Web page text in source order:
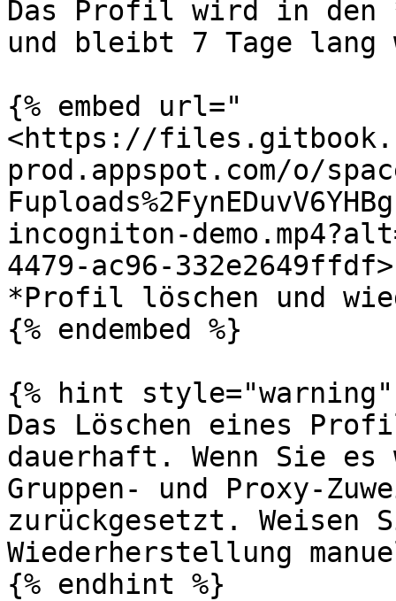
Das Profil wird in den
und bleibt 7 Tage
{% embed url="
<https://
prod.appspot.com/o/
incogniton-
4479-ac96-
*Profil löschen und
{% endembed %}
{% hint style="warning"
Das Löschen eines
dauerhaft. Wenn Sie
Gruppen- und Proxy-
zurückgesetzt. Weisen
Wiederherstellung
{% endhint %}